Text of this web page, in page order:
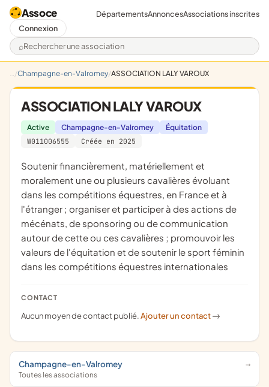
Assoce
Rechercher une association
DépartementsAnnoncesAssociations inscrites
Connexion
Champagne-en-Valromey ASSOCIATION LALY VAROUX
ASSOCIATION LALY VAROUX
Active Champagne-en-Valromey
Équitation
W011006555
Créée en 2025
soutenir financièrement, matériellement et
moralement une ou plusieurs cavalières évoluant
dans les compétitions équestres, en France et à
l'étranger ; organiser et participer à des actions de
mécénats, de sponsoring ou de communication
autour de cette ou ces cavalières ; promouvoir les
valeurs de l'équitation et de soutenir le sport féminin
dans les compétitions équestres internationales
CONTACT
Aucun moyen de contact publié.Ajouter un contact ->
Champagne-en-Valromey
Toutes les associations